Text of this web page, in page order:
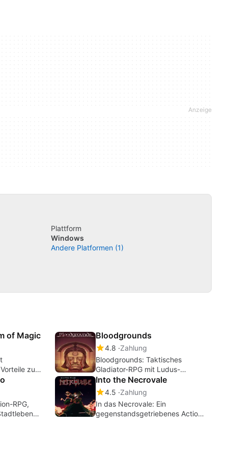
Plattform
Windows
Andere Platformen (1)
of Magic
zu
Bloodgrounds
4.8 Zahlung
Bloodgrounds: Taktisches
Gladiator-RPG mit Ludus-
Management und Roguelite-
Einsätzen
RPG,
Into the Necrovale
4.5 Zahlung
In das Necrovale: Ein
gegenstandsgetriebenes Action-